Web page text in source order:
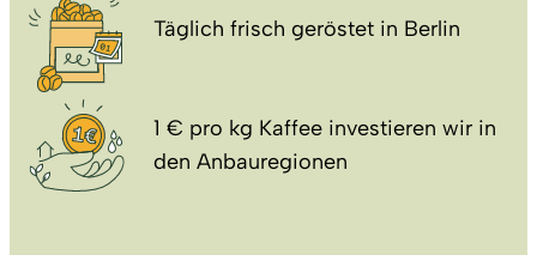
Täglich frisch geröstet in Berlin
1 € pro kg Kaffee investieren wir in
den Anbauregionen